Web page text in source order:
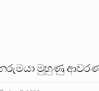
මුහුණු